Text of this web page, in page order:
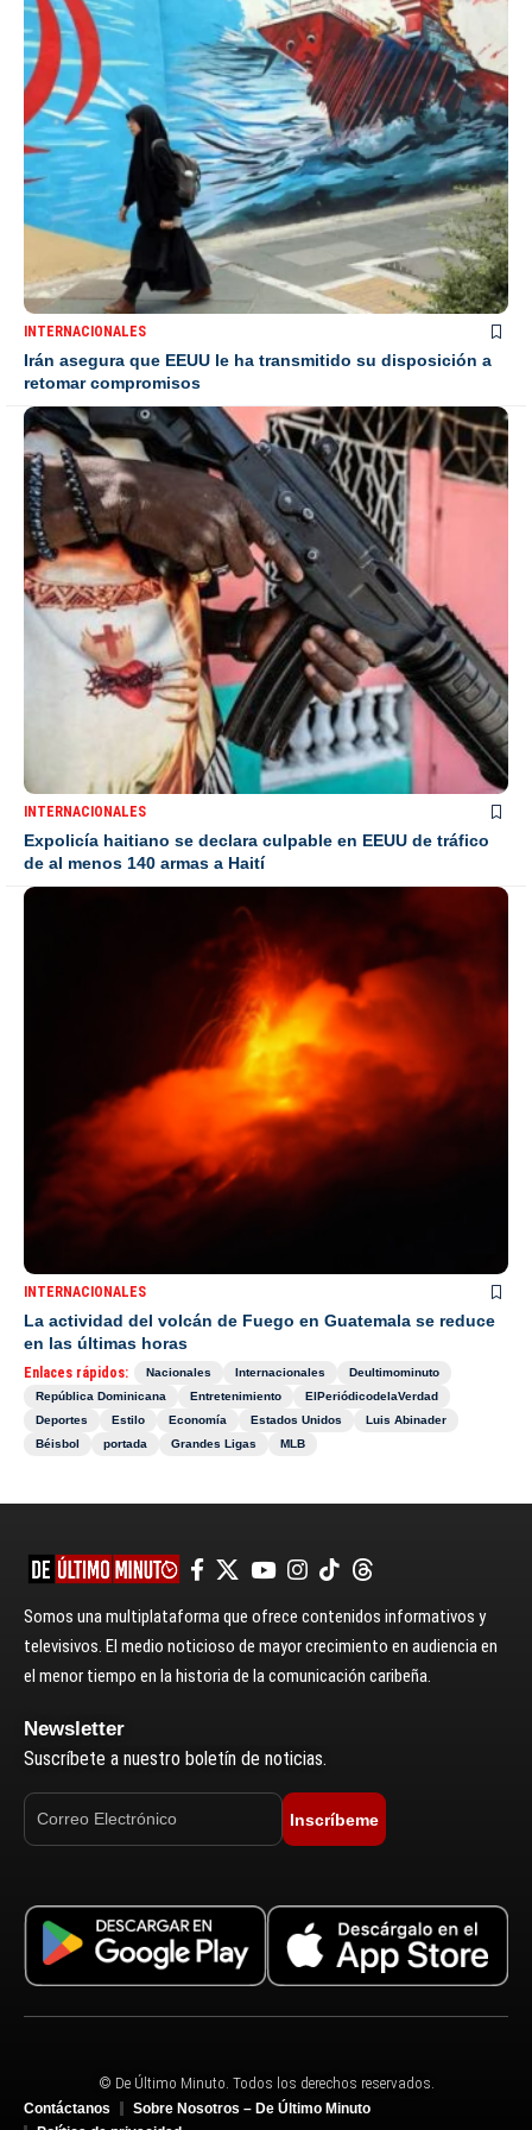
INTERNACIONALES
Irán asegura que EEUU le ha transmitido su disposición a
retomar compromisos
INTERNACIONALES
Expolicía haitiano se declara culpable en EEUU de tráfico
de al menos 140 armas a Haití
INTERNACIONALES
La actividad del volcán de Fuego en Guatemala se reduce
en las últimas horas
Enlaces rápidos: Nacionales Internacionales
Deultimominuto
República Dominicana
Entretenimiento
ElPeriódicodelaVerdad
Deportes
Estilo Economía Estados Unidos
Luis Abinader
Béisbol
portada Grandes Ligas MLB
Somos una multiplataforma que ofrece contenidos informativos y
televisivos. El medio noticioso de mayor crecimiento en audiencia en
el menor tiempo en la historia de la comunicación caribeña.
Newsletter
Suscríbete a nuestro boletín de noticias.
Inscríbeme
© De Último Minuto. Todos los derechos reservados.
Contáctanos
Sobre Nosotros – De Último Minuto